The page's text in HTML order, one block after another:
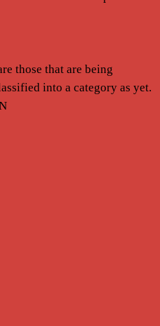
those that are being
into a category as yet.